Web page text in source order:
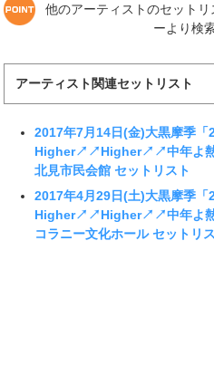
他のアーティストのセット
ーより検
アーティスト関連セットリスト
2017年7月14日(金)大黒摩季
Higher↗↗Higher↗↗中年よ熱
北見市民会館 セットリスト
2017年4月29日(土)大黒摩季
Higher↗↗Higher↗↗中年よ熱
コラニー文化ホール セットリ